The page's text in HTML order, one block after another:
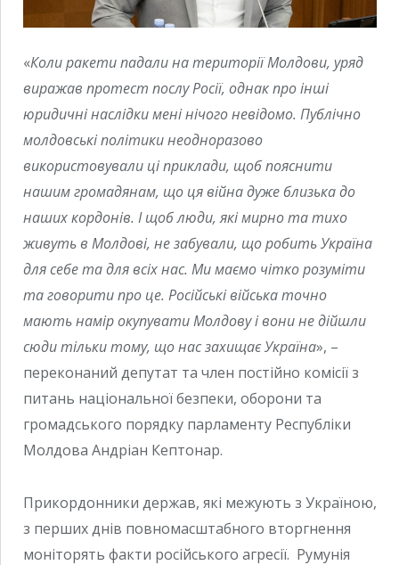
«Коли ракети падали на території Молдови, уряд
виражав протест послу Росії, однак про інші
юридичні наслідки мені нічого невідомо. Публічно
молдовські політики неодноразово
використовували ці приклади, щоб пояснити
нашим громадянам, що ця війна дуже близька до
наших кордонів. І щоб люди, які мирно та тихо
живуть в Молдові, не забували, що робить Україна
для себе та для всіх нас. Ми маємо чітко розуміти
та говорити про це. Російські війська точно
мають намір окупувати Молдову і вони не дійшли
сюди тільки тому, що нас захищає Україна», –
переконаний депутат та член постійно комісії з
питань національної безпеки, оборони та
громадського порядку парламенту Республіки
Молдова Андріан Кептонар.
Прикордонники держав, які межують з Україною,
з перших днів повномасштабного вторгнення
моніторять факти російського агресії. Румунія